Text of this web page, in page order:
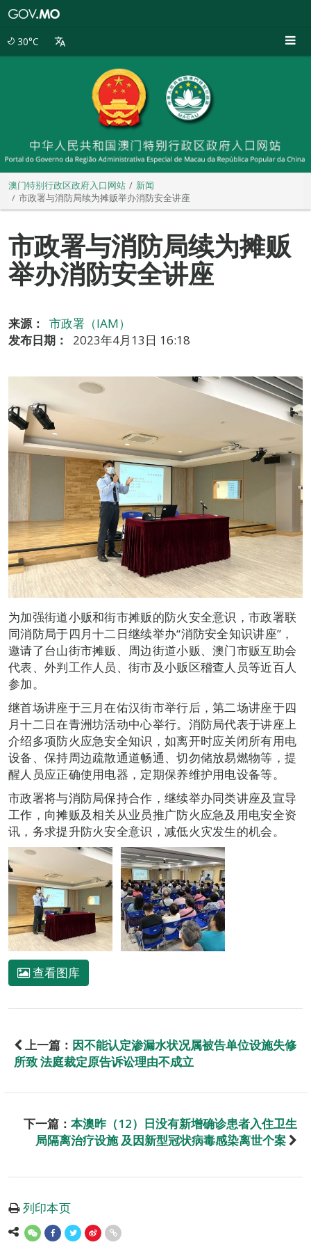
30°C
澳门特别行政区政府入口网站
新闻
市政署与消防局续为摊贩举办消防安全讲座
市政署与消防局续为摊贩
举办消防安全讲座
来源：
市政署（IAM）
发布日期：
2023年4月13日 16:18
为加强街道小贩和街市摊贩的防火安全意识，市政署联
同消防局于四月十二日继续举办“消防安全知识讲座”，
邀请了台山街市摊贩、周边街道小贩、澳门市贩互助会
代表、外判工作人员、街市及小贩区稽查人员等近百人
参加。
继首场讲座于三月在佑汉街市举行后，第二场讲座于四
月十二日在青洲坊活动中心举行。消防局代表于讲座上
介绍多项防火应急安全知识，如离开时应关闭所有用电
设备、保持周边疏散通道畅通、切勿储放易燃物等，提
醒人员应正确使用电器，定期保养维护用电设备等。
市政署将与消防局保持合作，继续举办同类讲座及宣导
工作，向摊贩及相关从业员推广防火应急及用电安全资
讯，务求提升防火安全意识，减低火灾发生的机会。
查看图库
上一篇： 因不能认定渗漏水状况属被告单位设施失修
所致 法庭裁定原告诉讼理由不成立
下一篇： 本澳昨（12）日没有新增确诊患者入住卫生
局隔离治疗设施 及因新型冠状病毒感染离世个案
列印本页